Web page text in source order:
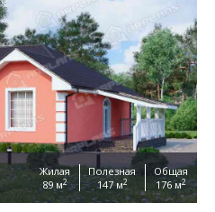
Жилая
89 м2
Полезная
147 м2
Общая
176 м2